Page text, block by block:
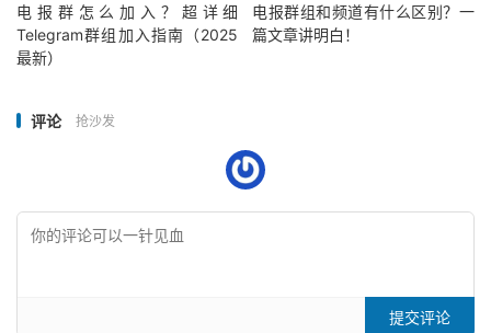
电报群怎么加入？超详细
Telegram群组加入指南（2025
最新）
电报群组和频道有什么区别？一
篇文章讲明白！
评论 抢沙发
提交评论